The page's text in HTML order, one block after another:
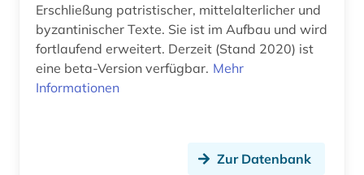
Erschließung patristischer, mittelalterlicher und
byzantinischer Texte. Sie ist im Aufbau und wird
fortlaufend erweitert. Derzeit (Stand 2020) ist
eine beta-Version verfügbar. Mehr
Informationen
Zur Datenbank